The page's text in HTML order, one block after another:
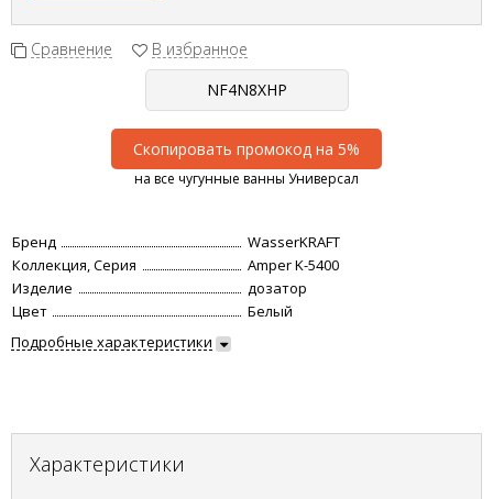
Сравнение В избранное
Скопировать промокод на 5%
на все чугунные ванны Универсал
Бренд
WasserKRAFT
Коллекция, Серия
Amper K-5400
Изделие
дозатор
Цвет
Белый
Подробные характеристики
Характеристики